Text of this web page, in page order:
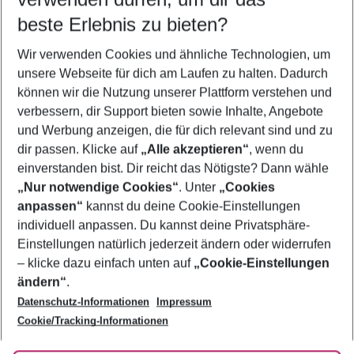
5-8 Nächte
2 Erwachsene Keine Kinder
Mehr Filter anzeigen
Footer
Footer navigation
Über uns
AGB
Bestpreisgarantie
Cookie-Einstellungen ändern
Cookie-Richtlinie
Agenturbetreuung
Barrierefreies Reisen
Folge uns
beste Erlebnis zu bieten?
Wir verwenden Cookies und ähnliche Technologien, um
unsere Webseite für dich am Laufen zu halten. Dadurch
können wir die Nutzung unserer Plattform verstehen und
verbessern, dir Support bieten sowie Inhalte, Angebote
und Werbung anzeigen, die für dich relevant sind und zu
dir passen. Klicke auf „Alle akzeptieren“, wenn du
einverstanden bist. Dir reicht das Nötigste? Dann wähle
„Nur notwendige Cookies“. Unter „Cookies
anpassen“ kannst du deine Cookie-Einstellungen
individuell anpassen. Du kannst deine Privatsphäre-
Einstellungen natürlich jederzeit ändern oder widerrufen
– klicke dazu einfach unten auf „Cookie-Einstellungen
ändern“.
Datenschutz-Informationen
Impressum
Cookie/Tracking-Informationen